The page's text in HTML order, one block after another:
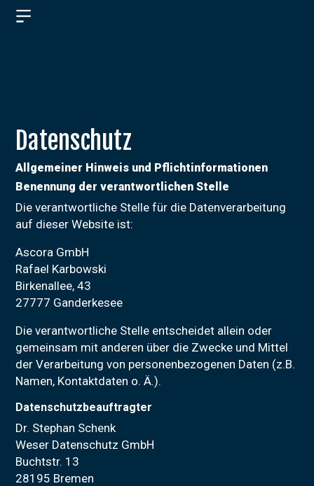
UNS
PRODUKTE
JOBS
FORSCHUNG
NEWS
Datenschutz
Allgemeiner Hinweis und Pflichtinformationen
Benennung der verantwortlichen Stelle
Die verantwortliche Stelle für die Datenverarbeitung
auf dieser Website ist:
Ascora GmbH
Rafael Karbowski
Birkenallee, 43
27777 Ganderkesee
Die verantwortliche Stelle entscheidet allein oder
gemeinsam mit anderen über die Zwecke und Mittel
der Verarbeitung von personenbezogenen Daten (z.B.
Namen, Kontaktdaten o. Ä.).
Datenschutzbeauftragter
Dr. Stephan Schenk
Weser Datenschutz GmbH
Buchtstr. 13
28195 Bremen